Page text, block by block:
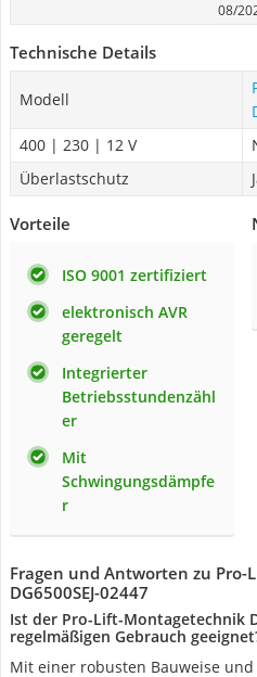
08/
Technische Details
Modell
400 | 230 | 12 V
Überlastschutz
Vorteile
ISO 9001 zertifiziert
elektronisch AVR
geregelt
Integrierter
Betriebsstundenzähl
er
Mit
Schwingungsdämpfe
r
Fragen und Antworten zu
DG6500SEJ-02447
Ist der Pro-Lift-Montagetechnik
regelmäßigen Gebrauch
Mit einer robusten Bauweise